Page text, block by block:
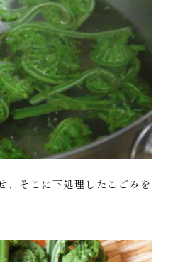
、そこに下処理したこごみを